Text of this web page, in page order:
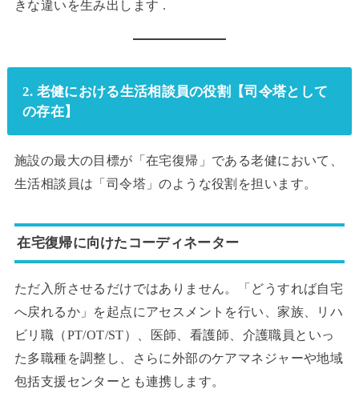
きな違いを生み出します .
2. 老健における生活相談員の役割【司令塔として
の存在】
施設の最大の目標が「在宅復帰」である老健において、
生活相談員は「司令塔」のような役割を担います。
在宅復帰に向けたコーディネーター
ただ入所させるだけではありません。「どうすれば自宅
へ戻れるか」を起点にアセスメントを行い、家族、リハ
ビリ職（PT/OT/ST）、医師、看護師、介護職員といっ
た多職種を調整し、さらに外部のケアマネジャーや地域
包括支援センターとも連携します。